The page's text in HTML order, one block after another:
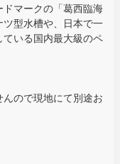
マークの「葛西臨海
型水槽や、日本で一
いる国内最大級のペ
ので現地にて別途お